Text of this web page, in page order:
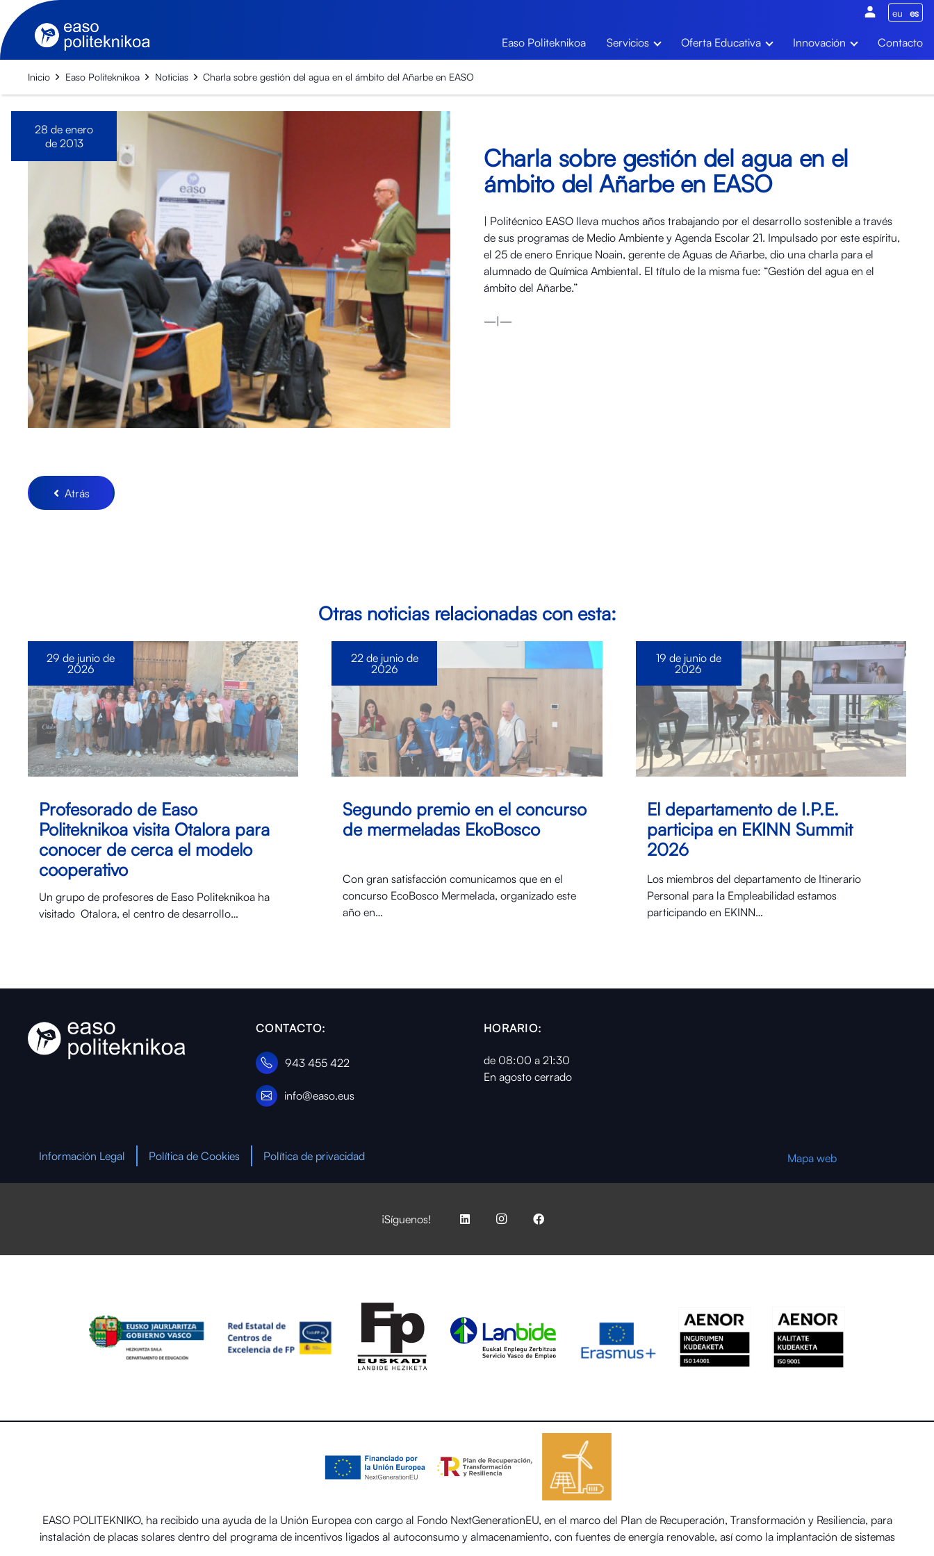
eu es
Easo Politeknikoa Servicios Oferta Educativa Innovación Contacto
Inicio Easo Politeknikoa Noticias Charla sobre gestión del agua en el ámbito del Añarbe en EASO
28 de enero
de 2013
Charla sobre gestión del agua en el
ámbito del Añarbe en EASO
| Politécnico EASO lleva muchos años trabajando por el desarrollo sostenible a través
de sus programas de Medio Ambiente y Agenda Escolar 21. Impulsado por este espíritu,
el 25 de enero Enrique Noain, gerente de Aguas de Añarbe, dio una charla para el
alumnado de Química Ambiental. El título de la misma fue: “Gestión del agua en el
ámbito del Añarbe.”
—|—
Atrás
Otras noticias relacionadas con esta:
Profesorado de Easo
Politeknikoa visita Otalora para
conocer de cerca el modelo
cooperativo
Un grupo de profesores de Easo Politeknikoa ha
visitado Otalora⁠, el centro de desarrollo…
29 de junio de
2026
Segundo premio en el concurso
de mermeladas EkoBosco
Con gran satisfacción comunicamos que en el
concurso EcoBosco Mermelada, organizado este
año en…
22 de junio de
2026
El departamento de I.P.E.
participa en EKINN Summit
2026
Los miembros del departamento de Itinerario
Personal para la Empleabilidad estamos
participando en EKINN…
19 de junio de
2026
CONTACTO:
943 455 422
info@easo.eus
HORARIO:
de 08:00 a 21:30
En agosto cerrado
Información Legal Política de Cookies Política de privacidad Mapa web
¡Síguenos!
EASO POLITEKNIKO, ha recibido una ayuda de la Unión Europea con cargo al Fondo NextGenerationEU, en el marco del Plan de Recuperación, Transformación y Resiliencia, para
instalación de placas solares dentro del programa de incentivos ligados al autoconsumo y almacenamiento, con fuentes de energía renovable, así como la implantación de sistemas